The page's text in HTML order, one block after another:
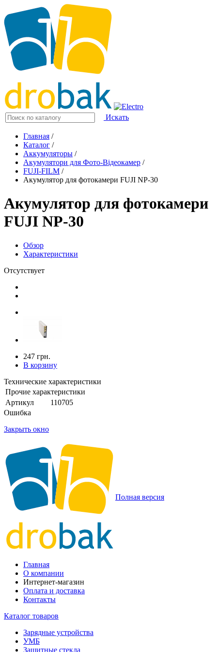
Искать
Главная /
Каталог /
Аккумуляторы /
Акумулятори для Фото-Відеокамер /
FUJI-FILM /
Акумулятор для фотокамери FUJI NP-30
Акумулятор для фотокамери
FUJI NP-30
Обзор
Характеристики
Отсутствует
247 грн.
В корзину
Технические характеристики
Прочие характеристики
Артикул
110705
Ошибка
Закрыть окно
Полная версия
Главная
О компании
Интернет-магазин
Оплата и доставка
Контакты
Каталог товаров
Зарядные устройства
УМБ
Защитные стекла